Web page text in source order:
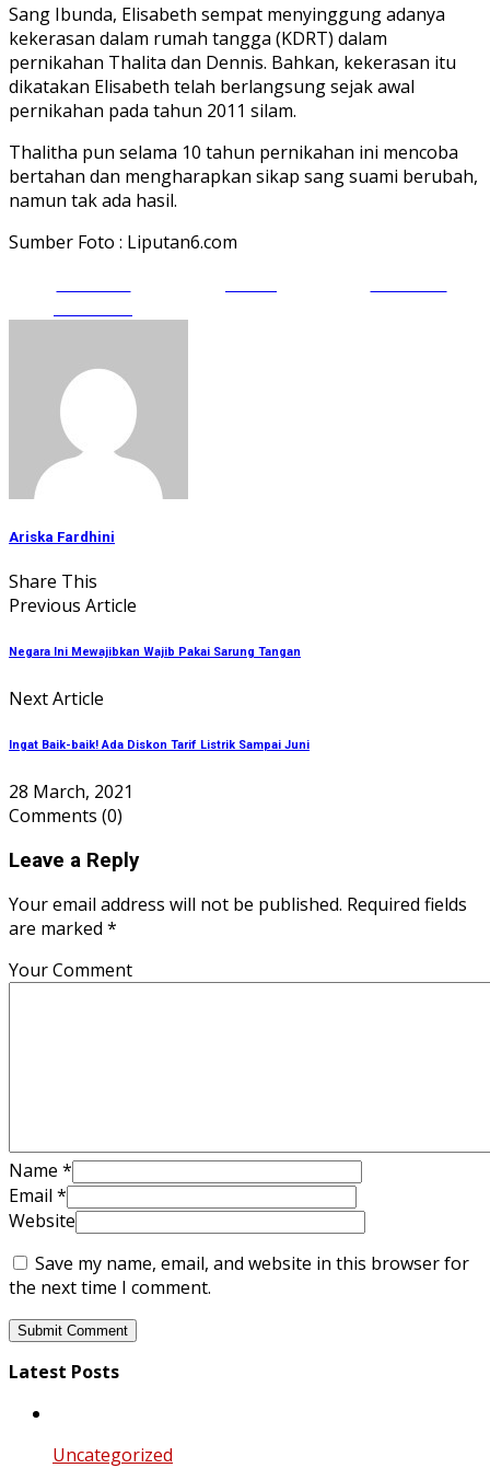
Sang Ibunda, Elisabeth sempat menyinggung adanya
kekerasan dalam rumah tangga (KDRT) dalam
pernikahan Thalita dan Dennis. Bahkan, kekerasan itu
dikatakan Elisabeth telah berlangsung sejak awal
pernikahan pada tahun 2011 silam.
Thalitha pun selama 10 tahun pernikahan ini mencoba
bertahan dan mengharapkan sikap sang suami berubah,
namun tak ada hasil.
Sumber Foto : Liputan6.com
Ariska Fardhini
Share This
Previous Article
Negara Ini Mewajibkan Wajib Pakai Sarung Tangan
Next Article
Ingat Baik-baik! Ada Diskon Tarif Listrik Sampai Juni
28 March, 2021
Comments (0)
Leave a Reply
Your email address will not be published. Required fields
are marked *
Your Comment
Name *
Email *
Website
Save my name, email, and website in this browser for
the next time I comment.
Latest Posts
Uncategorized